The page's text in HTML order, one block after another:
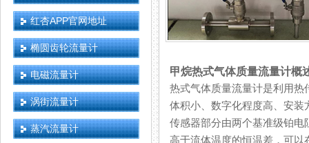
红杏APP官网地址
椭圆齿轮流量计
电磁流量计
涡街流量计
蒸汽流量计
甲烷热式气体质量流量计概
热式气体质量流量计是利用热
体积小、数字化程度高、安装
传感器部分由两个基准级铂电阻
高于流体温度的恒温差，可